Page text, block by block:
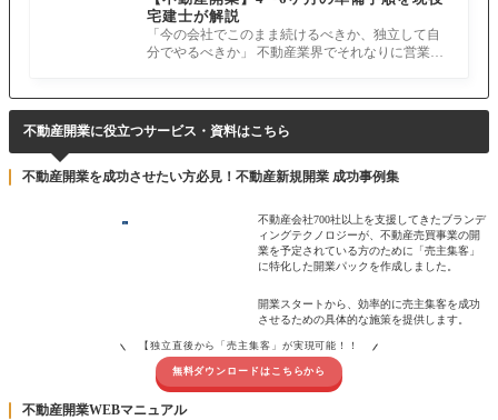
宅建士が解説
「今の会社でこのまま続けるべきか、独立して自
分でやるべきか」 不動産業界でそれなりに営業を
不動産開業に役立つサービス・資料はこちら
不動産開業を成功させたい方必見！不動産新規開業 成功事例集
不動産会社700社以上を支援してきたブランデ
ィングテクノロジーが、不動産売買事業の開
業を予定されている方のために「売主集客」
に特化した開業パックを作成しました。
開業スタートから、効率的に売主集客を成功
させるための具体的な施策を提供します。
【独立直後から「売主集客」が実現可能！！
無料ダウンロードはこちらから
不動産開業WEBマニュアル